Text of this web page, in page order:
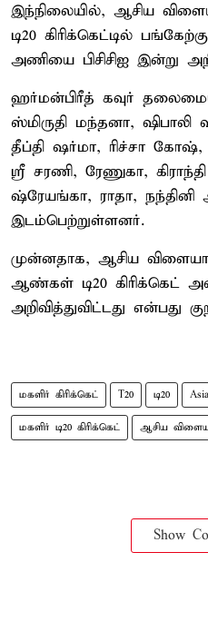
இந்நிலையில், ஆசிய
டி20 கிரிக்கெட்டில்
அணியை பிசிசிஐ இன்று
ஹர்மன்பிரீத் கவுர்
ஸ்மிருதி மந்தனா,
தீப்தி ஷர்மா, ரிச்சா கோஷ்,
ஸ்ரீ சரணி, ரேணுகா,
ஷ்ரேயங்கா, ராதா,
இடம்பெற்றுள்ளனர்.
முன்னதாக, ஆசிய
ஆண்கள் டி20 கிரிக்கெட்
அறிவித்துவிட்டது என்பது
மகளிர் கிரிக்கெட் T20 டி20
மகளிர் டி20 கிரிக்கெட் ஆசிய
Show